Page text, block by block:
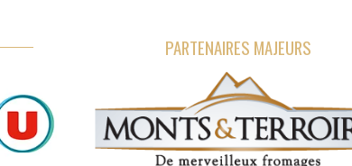
PARTENAIRES MAJEURS